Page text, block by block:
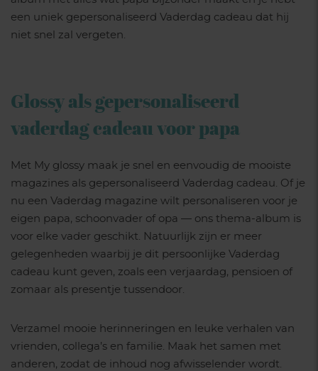
een uniek gepersonaliseerd Vaderdag cadeau dat hij
niet snel zal vergeten.
Glossy als gepersonaliseerd
vaderdag cadeau voor papa
Met My glossy maak je snel en eenvoudig de mooiste
magazines als gepersonaliseerd Vaderdag cadeau. Of je
nu een Vaderdag magazine wilt personaliseren voor je
eigen papa, schoonvader of opa — ons thema-album is
voor elke vader geschikt. Natuurlijk zijn er meer
gelegenheden waarbij je dit persoonlijke Vaderdag
cadeau kunt geven, zoals een verjaardag, pensioen of
zomaar als presentje tussendoor.
Verzamel mooie herinneringen en leuke verhalen van
vrienden, collega’s en familie. Maak het samen met
anderen, zodat de inhoud nog afwisselender wordt.